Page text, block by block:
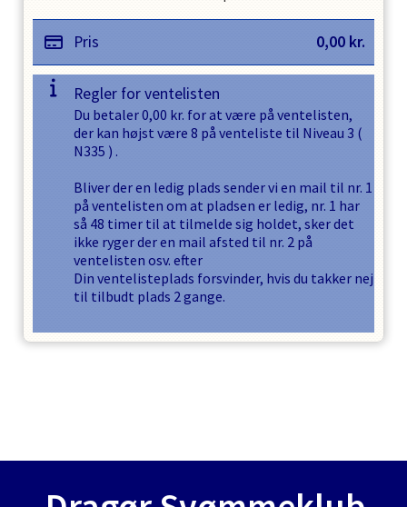
Pris 0,00 kr.
Regler for ventelisten
Du betaler0,00 kr. for at være på ventelisten,
der kan højst være 8 på venteliste til Niveau 3 (
N335 ) .
Bliver der en ledig plads sender vi en mail til nr. 1
på ventelisten om at pladsen er ledig, nr. 1 har
så 48 timer til at tilmelde sig holdet, sker det
ikke ryger der en mail afsted til nr. 2 på
ventelisten osv. efter
Din ventelisteplads forsvinder, hvis du takker nej
til tilbudt plads 2gange.